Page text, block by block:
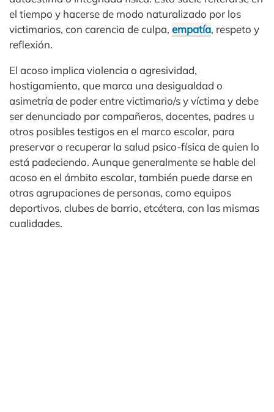
el tiempo y hacerse de modo naturalizado por los
victimarios, con carencia de culpa, empatía, respeto y
reflexión.
El acoso implica violencia o agresividad,
hostigamiento, que marca una desigualdad o
asimetría de poder entre victimario/s y víctima y debe
ser denunciado por compañeros, docentes, padres u
otros posibles testigos en el marco escolar, para
preservar o recuperar la salud psico-física de quien lo
está padeciendo. Aunque generalmente se hable del
acoso en el ámbito escolar, también puede darse en
otras agrupaciones de personas, como equipos
deportivos, clubes de barrio, etcétera, con las mismas
cualidades.